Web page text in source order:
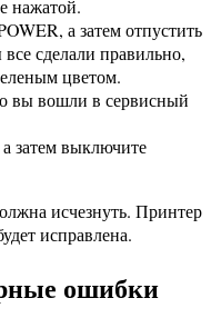
нажатой.
а затем отпустить
сделали правильно,
цветом.
вы вошли в сервисный
затем выключите
исчезнуть. Принтер
исправлена.
ошибки